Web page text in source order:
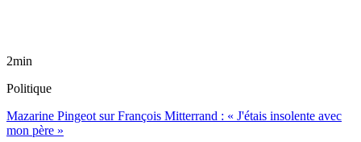
2min
Politique
Mazarine Pingeot sur François Mitterrand : « J'étais insolente avec
mon père »